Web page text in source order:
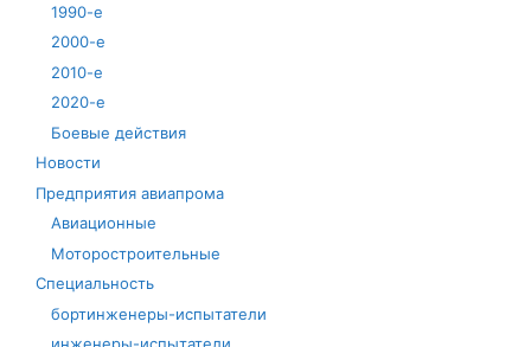
1990-е
2000-е
2010-е
2020-е
Боевые действия
Новости
Предприятия авиапрома
Авиационные
Моторостроительные
Специальность
бортинженеры-испытатели